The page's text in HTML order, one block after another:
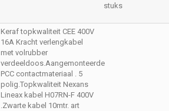
stuks
Keraf topkwaliteit CEE 400V
16A Kracht verlengkabel
met volrubber
verdeeldoos.Aangemonteerde
PCC contactmateriaal . 5
polig.Topkwaliteit Nexans
Lineax kabel H07RN-F 400V
.Zwarte kabel 10mtr. art